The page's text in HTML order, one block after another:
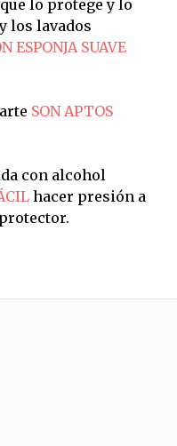
lo protege y lo
los lavados
ESPONJA SUAVE
SON APTOS
con alcohol
hacer presión a